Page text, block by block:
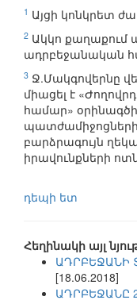
1 Այցի կոնկրետ
2 Ակկո
ադրբեջանական
3 Ջ.Մակգովերնը
միացել է
համար»
բարձրագույն
իրավունքների
դեպի ետ
Հեղինակի այլ
ԱԴՐԲԵՋԱՆԻ
[18.06.2018]
ԱԴՐԲԵՋԱՆԸ